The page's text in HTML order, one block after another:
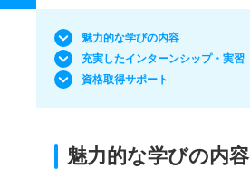
魅力的な学びの内容
充実したインターンシップ・実習
資格取得サポート
魅力的な学びの内容